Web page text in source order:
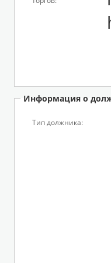
Информация о
Тип должника: